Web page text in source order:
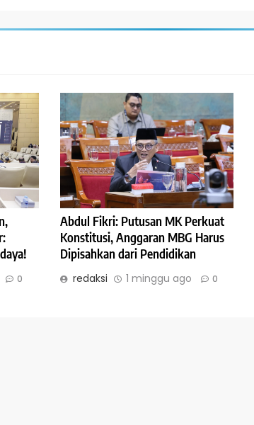
0
Abdul Fikri: Putusan MK Perkuat
Konstitusi, Anggaran MBG Harus
Dipisahkan dari Pendidikan
redaksi 1 minggu ago 0